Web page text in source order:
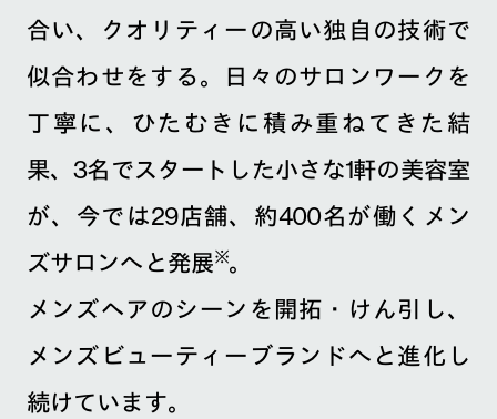
合い、クオリティーの高い独自の技術で
似合わせをする。日々のサロンワークを
丁寧に、ひたむきに積み重ねてきた結
果、3名でスタートした小さな1軒の美容室
が、今では29店舗、約400名が働くメン
ズサロンへと発展※。
メンズヘアのシーンを開拓・けん引し、
メンズビューティーブランドへと進化し
続けています。